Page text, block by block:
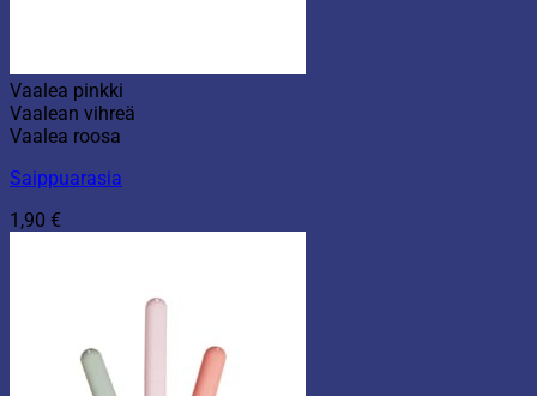
Vaalea pinkki
Vaalean vihreä
Vaalea roosa
Saippuarasia
1,90 €